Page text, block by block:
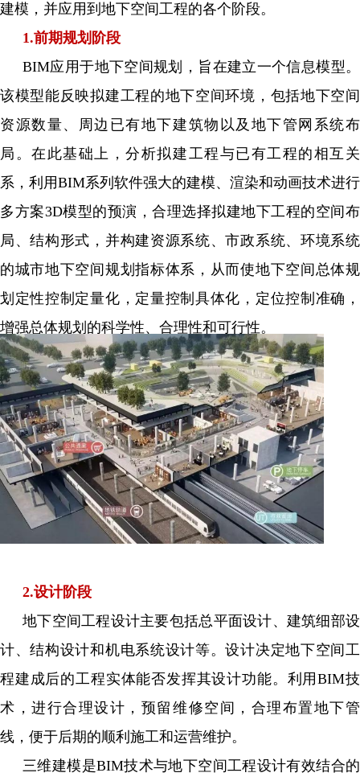
建模，并应用到地下空间工程的各个阶段。
1.前期规划阶段
BIM应用于地下空间规划，旨在建立一个信息模型。
该模型能反映拟建工程的地下空间环境，包括地下空间
资源数量、周边已有地下建筑物以及地下管网系统布
局。在此基础上，分析拟建工程与已有工程的相互关
系，利用BIM系列软件强大的建模、渲染和动画技术进行
多方案3D模型的预演，合理选择拟建地下工程的空间布
局、结构形式，并构建资源系统、市政系统、环境系统
的城市地下空间规划指标体系，从而使地下空间总体规
划定性控制定量化，定量控制具体化，定位控制准确，
增强总体规划的科学性、合理性和可行性。
2.设计阶段
地下空间工程设计主要包括总平面设计、建筑细部设
计、结构设计和机电系统设计等。设计决定地下空间工
程建成后的工程实体能否发挥其设计功能。利用BIM技
术，进行合理设计，预留维修空间，合理布置地下管
线，便于后期的顺利施工和运营维护。
三维建模是BIM技术与地下空间工程设计有效结合的